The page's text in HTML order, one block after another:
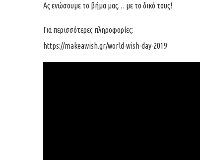
Ας ενώσουμε το βήμα μας… με το δικό τους!
Για περισσότερες πληροφορίες:
https://makeawish.gr/world-wish-day-2019